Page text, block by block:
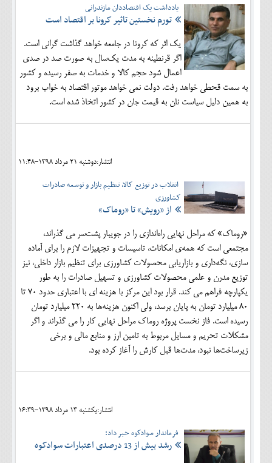
یادداشت یک اقتصاددان مازندرانی
تورم نخستین تاثیر کرونا بر اقتصاد است
یک اثر که کرونا در جامعه خواهد گذاشت گرانی است.
اگر قرنطینه به مدت یک‌سال به صورت صد در صدی
اعمال شود حجم کالا و خدمات به صفر رسیده و کشور
به سمت قحطی خواهد رفت. دولت نمی خواهد موتور اقتصاد به خواب برود
به همین دلیل سیاست نان به قیمت جان در کشور اتخاذ شده است.
انتشار:دوشنبه 21 مرداد 1398-11:48
انقلاب در توزیع کالا، تنظیم بازار و توسعه صادرات
کشاورزی
از «رویش» تا «روماک»
«روماک» که مراحل نهایی راه‌اندازی را در جویبار پشت‌سر می گذراند،
مجتمعی است که همه‌ی امکانات، تاسیسات و تجهیزات لازم را برای آماده
سازی، نگه‌داری و بازاریابی محصولات کشاورزی برای تنظیم بازار داخلی، نیز
توزیع مدرن و علمی محصولات کشاورزی و تسهیل صادرات را به طور
یکپارچه فراهم می کند. قرار بود این مرکز با هزینه ای با اعتباری حدود 70 تا
80 میلیارد تومان به پایان برسد، ولی اکنون هزینه‌ها به 220 میلیارد تومان
رسیده است. فاز نخست پروژه روماک مراحل نهایی کار را می گذراند و اگر
مشکلات تحریم و مسایل مربوط به تامین ارز و منابع مالی و برخی
زیرساخت‌ها نبود، مدت‌ها قبل کارش را آغاز کرده بود.
انتشار:يکشنبه 13 مرداد 1398-16:39
فرماندار سوادکوه خبر داد:
رشد بیش از 13 درصدی اعتبارات سوادکوه